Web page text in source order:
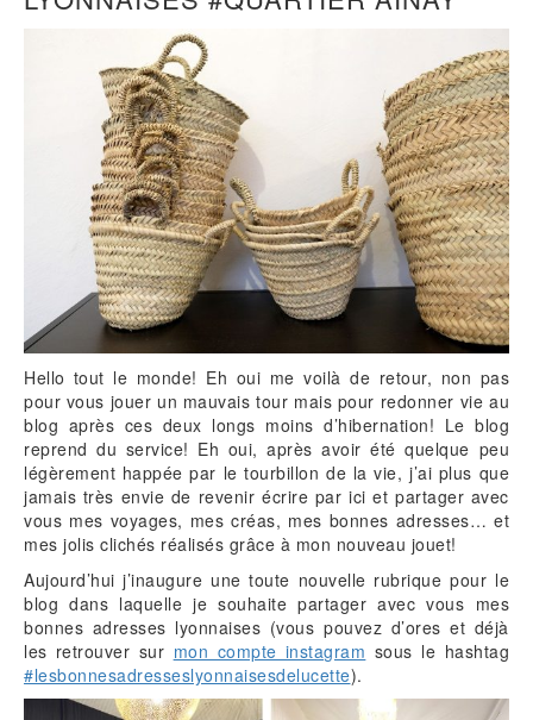
Hello tout le monde! Eh oui me voilà de retour, non pas
pour vous jouer un mauvais tour mais pour redonner vie au
blog après ces deux longs moins d’hibernation! Le blog
reprend du service! Eh oui, après avoir été quelque peu
légèrement happée par le tourbillon de la vie, j’ai plus que
jamais très envie de revenir écrire par ici et partager avec
vous mes voyages, mes créas, mes bonnes adresses… et
mes jolis clichés réalisés grâce à mon nouveau jouet!
Aujourd’hui j’inaugure une toute nouvelle rubrique pour le
blog dans laquelle je souhaite partager avec vous mes
bonnes adresses lyonnaises (vous pouvez d’ores et déjà
les retrouver sur mon compte instagram sous le hashtag
#lesbonnesadresseslyonnaisesdelucette).